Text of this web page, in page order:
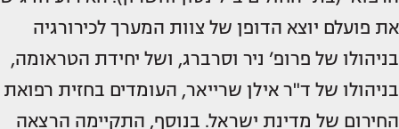
את פועלם יוצא הדופן של צוות המערך לכירורגיה
בניהולו של פרופ’ ניר וסרברג, ושל יחידת הטראומה,
בניהולו של ד"ר אילן שרייאר, העומדים בחזית רפואת
החירום של מדינת ישראל. בנוסף, התקיימה הרצאה